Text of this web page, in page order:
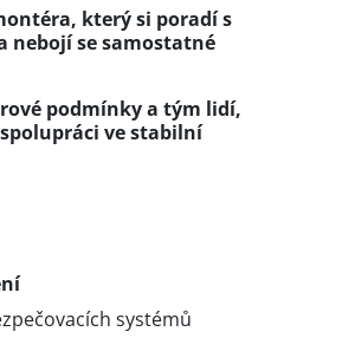
který si poradí s
nebojí se samostatné
podmínky a tým lidí,
ve stabilní
systémů